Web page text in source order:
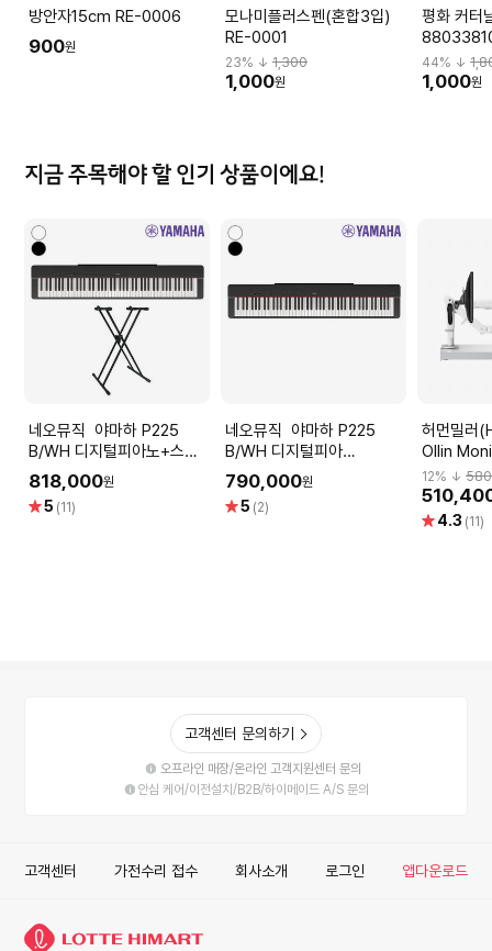
방안자15cm RE-0006
900원
모나미플러스펜(혼합3입)
RE-0001
23% ↓1,300
1,000원
평화 커터
44% ↓
1,000원
지금 주목해야 할 인기 상품이에요!
네오뮤직 야마하 P225
B/WH 디지털피아노+스탠
드 /YAMAHA Piano
818,000원
별5 (11)
네오뮤직 야마하 P225
B/WH 디지털피아
노/YAMAHA Digital Piano
790,000원
별5 (2)
허먼밀러
Ollin
모니터암
12% ↓
별 4.3 (11)
고객센터 문의하기
오프라인 매장/온라인 고객지원센터 문의
안심 케어/이전설치/B2B/하이메이드 A/S 문의
고객센터 가전수리 접수 회사소개 로그인 앱다운로드